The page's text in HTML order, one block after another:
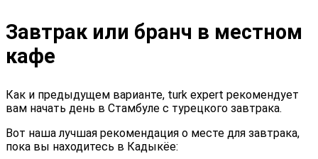
Завтрак или бранч в местном
кафе
Как и предыдущем варианте, turk expert рекомендует
вам начать день в Стамбуле с турецкого завтрака.
Вот наша лучшая рекомендация о месте для завтрака,
пока вы находитесь в Кадыкёе: